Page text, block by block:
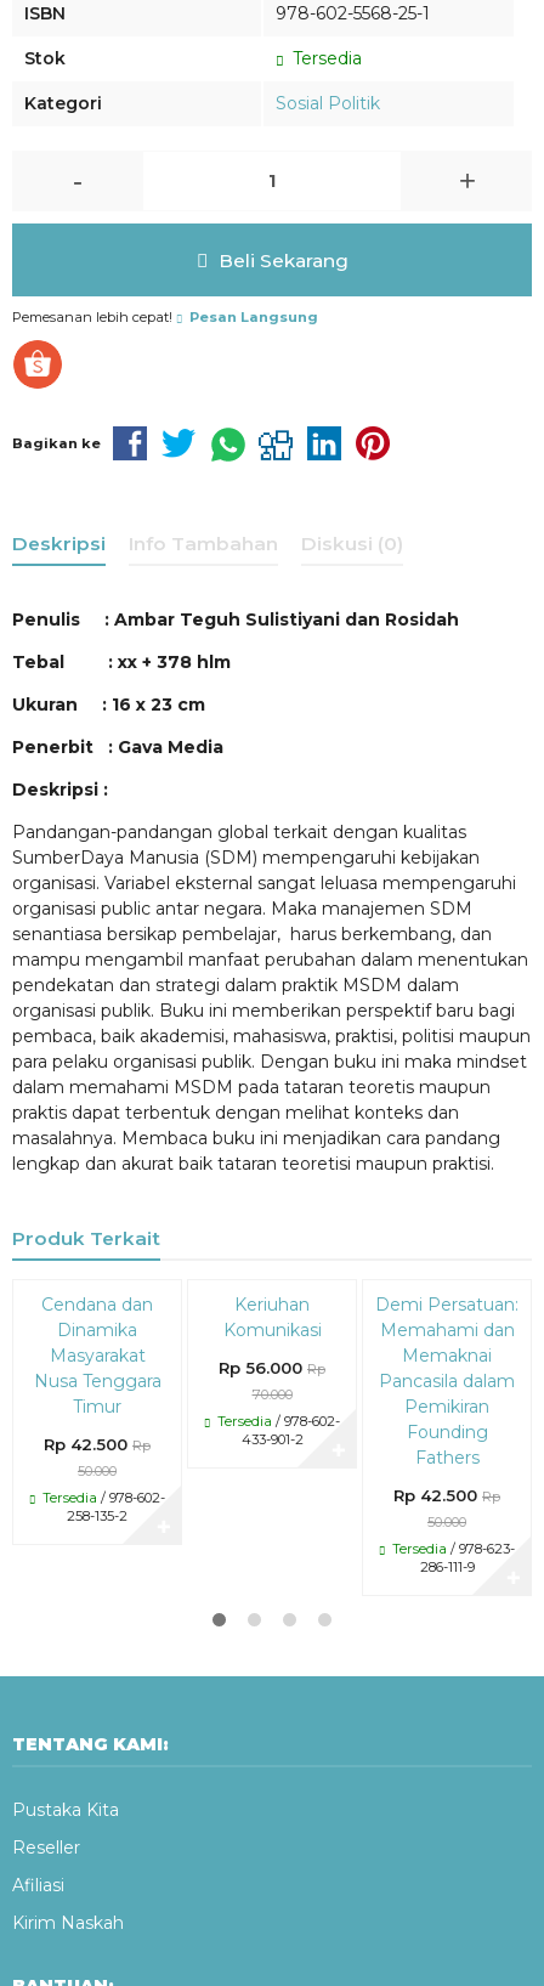
ISBN 978-602-5568-25-1
Stok Tersedia
Kategori Sosial Politik
- +
Beli Sekarang
Pemesanan lebih cepat! Pesan Langsung
Bagikan ke
Deskripsi Info Tambahan Diskusi (0)
Penulis : Ambar Teguh Sulistiyani dan Rosidah
Tebal : xx + 378 hlm
Ukuran : 16 x 23 cm
Penerbit : Gava Media
Deskripsi :
Pandangan-pandangan global terkait dengan kualitas
SumberDaya Manusia (SDM) mempengaruhi kebijakan
organisasi. Variabel eksternal sangat leluasa mempengaruhi
organisasi public antar negara. Maka manajemen SDM
senantiasa bersikap pembelajar, harus berkembang, dan
mampu mengambil manfaat perubahan dalam menentukan
pendekatan dan strategi dalam praktik MSDM dalam
organisasi publik. Buku ini memberikan perspektif baru bagi
pembaca, baik akademisi, mahasiswa, praktisi, politisi maupun
para pelaku organisasi publik. Dengan buku ini maka mindset
dalam memahami MSDM pada tataran teoretis maupun
praktis dapat terbentuk dengan melihat konteks dan
masalahnya. Membaca buku ini menjadikan cara pandang
lengkap dan akurat baik tataran teoretisi maupun praktisi.
Produk Terkait
Diskon
15%Cendana dan
Dinamika
Masyarakat
Nusa Tenggara
Timur
Rp 42.500 Rp
50.000
Tersedia / 978-602-
258-135-2
DiskonKeriuhan
Komunikasi
Rp 56.000 Rp
70.000
Tersedia / 978-602-
433-901-2
Diskon
15%
Demi Persatuan:
Memahami dan
Memaknai
Pancasila dalam
Pemikiran
Founding
Fathers
Rp 42.500 Rp
50.000
Tersedia / 978-623-
286-111-9
TENTANG KAMI:
Pustaka Kita
Reseller
Afiliasi
Kirim Naskah